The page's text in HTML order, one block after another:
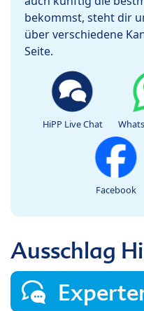
bekommst, steht dir
über verschiedene
Seite.
HiPP Live Chat
Facebook
Ausschlag